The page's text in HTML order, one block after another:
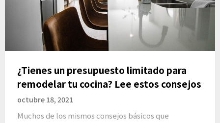
¿Tienes un presupuesto limitado para
remodelar tu cocina? Lee estos consejos
octubre 18, 2021
Muchos de los mismos consejos básicos que